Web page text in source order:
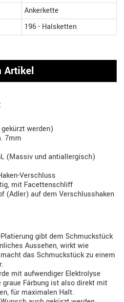
Ankerkette
196 - Halsketten
Artikel
werden)
7mm
(Massiv und antiallergisch)
Verschluss
mit Facettenschliff
(Adler) auf dem Verschlusshaken
gibt dem Schmuckstück
Aussehen, wirkt wie
das Schmuckstück zu einem
mit aufwendiger Elektrolyse
Färbung ist also direkt mit
für maximalen Halt.